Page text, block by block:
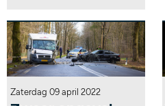
Zaterdag 09 april 2022